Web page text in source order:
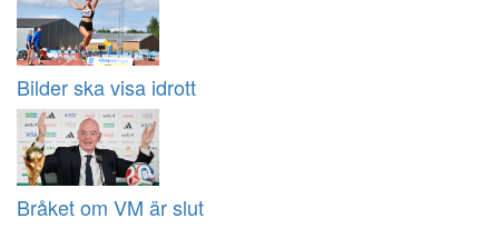
Bilder ska visa idrott
Bråket om VM är slut